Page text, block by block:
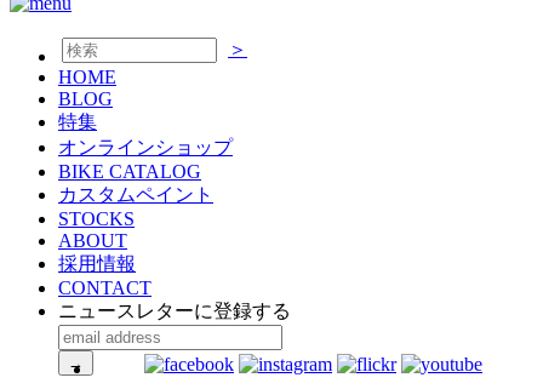
＞
HOME
BLOG
特集
オンラインショップ
BIKE CATALOG
カスタムペイント
STOCKS
ABOUT
採用情報
CONTACT
ニュースレターに登録する